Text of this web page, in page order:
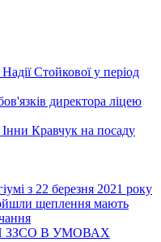
Стойкової у період
директора ліцею
Кравчук на посаду
з 22 березня 2021 року
щеплення мають
ЗЗСО В УМОВАХ